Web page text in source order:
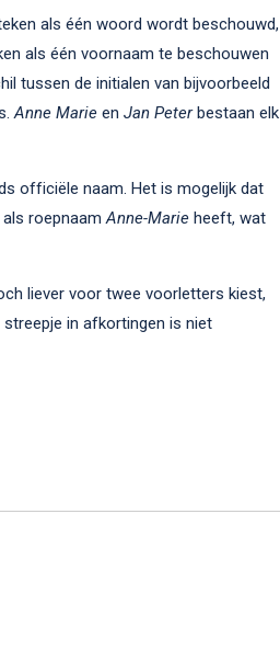
als één woord wordt beschouwd,
als één voornaam te beschouwen
tussen de initialen van bijvoorbeeld
Anne Marie en Jan Peterbestaan elk
officiële naam. Het is mogelijk dat
roepnaamAnne-Marie heeft, wat
liever voor twee voorletters kiest,
streepje in afkortingen is niet